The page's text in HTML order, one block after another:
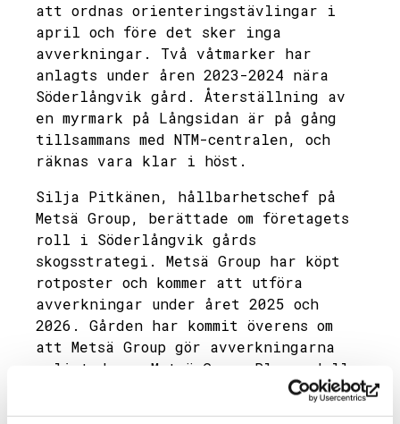
att ordnas orienteringstävlingar i
april och före det sker inga
avverkningar. Två våtmarker har
anlagts under åren 2023-2024 nära
Söderlångvik gård. Återställning av
en myrmark på Långsidan är på gång
tillsammans med NTM-centralen, och
räknas vara klar i höst.
Silja Pitkänen, hållbarhetschef på
Metsä Group, berättade om företagets
roll i Söderlångvik gårds
skogsstrategi. Metsä Group har köpt
rotposter och kommer att utföra
avverkningar under året 2025 och
2026. Gården har kommit överens om
att Metsä Group gör avverkningarna
enligt deras Metsä Group Plus modell.
Meningen med modellen är att öka på